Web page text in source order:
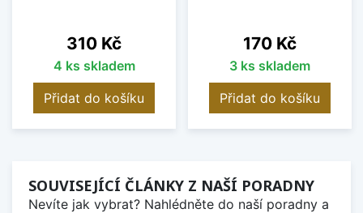
Cena
310 Kč
4 ks skladem
Přidat do košíku
Cena
170 Kč
3 ks skladem
Přidat do košíku
SOUVISEJÍCÍ ČLÁNKY Z NAŠÍ PORADNY
Nevíte jak vybrat? Nahlédněte do naší poradny a